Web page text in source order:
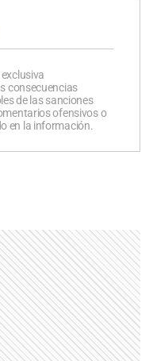
consecuencias
de las sanciones
ofensivos o
en la información.